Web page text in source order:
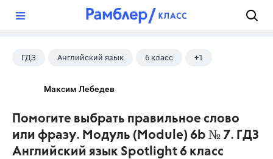
ГДЗ Английский язык 6 класс +1
Максим Лебедев
Помогите выбрать правильное слово
или фразу. Модуль (Module) 6b № 7. ГДЗ
Английский язык Spotlight 6 класс